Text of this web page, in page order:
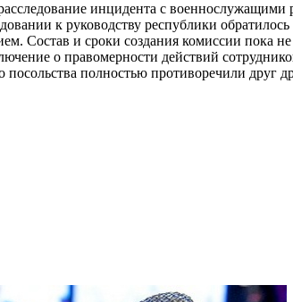
инцидента с
к руководству республики
Состав и сроки создания комиссии
о правомерности действий
полностью противоречили друг